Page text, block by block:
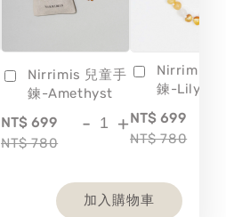
Nirrimis 兒童手
鍊-Amethyst
NT$ 699
NT$ 780
- +
Nirrimis
鍊-Lily
NT$ 699
NT$ 780
加入購物車